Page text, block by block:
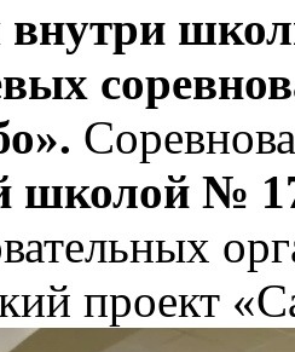
внутри
школой №
проект